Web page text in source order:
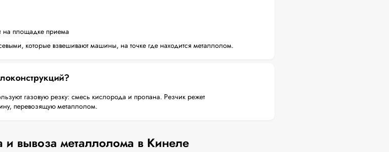
площадке приема
которые взвешивают машины, на точке где находится металлолом.
газовую резку: смесь кислорода и пропана. Резчик режет
перевозящую металлолом.
и вывоза металлолома в Кинеле